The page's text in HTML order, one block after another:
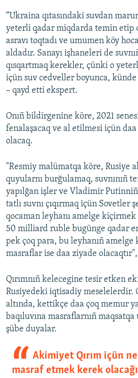
“Ukraina qıtasındaki suvdan
yeterli qadar miqdarda temin etip
asravı toqtadı ve umumen köy
aldadır. Sanayı işhaneleri de
qısqartmaq kerekler, çünki o
içün suv cedveller boyunca,
– qayd etti ekspert.
Onıñ bildirgenine köre, 2021
fenalaşacaq ve al etilmesi içün
olacaq.
"Resmiy malümatqa köre, Rusiye
quyularnı burğulamaq, suvnınıñ
yapılğan işler ve Vladimir
tatlı suvnı çıqırmaq içün Sovetler
qocaman leyhanı amelge
50 milliard ruble bugünge qadar
pek çoq para, bu leyhanıñ
masraflar ise daa ziyade
Qırımnıñ kelecegine tesir etken
Rusiyedeki iqtisadiy meselelerdir.
altında, kettikçe daa çoq memur
baqıluvına masraflarnıñ
şübe duyalar.
Akimiyet Qırım içün
masraf etmek kerek